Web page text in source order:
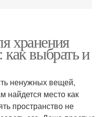
хранения
выбрать и
ненужных вещей,
найдется место как
пространство не